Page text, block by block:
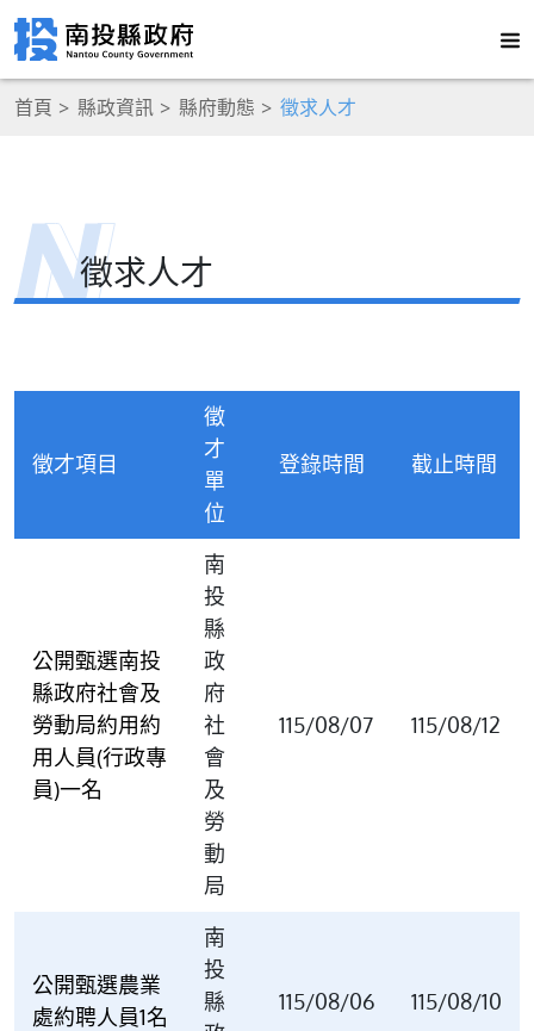
首頁 縣政資訊 縣府動態 徵求人才
徵求人才
徵才項目
徵
才
單
位
登錄時間 截止時間
公開甄選南投
縣政府社會及
勞動局約用約
用人員(行政專
員)一名
南
投
縣
政
府
社
會
及
勞
動
局
115/08/07 115/08/12
公開甄選農業
處約聘人員1名
南
投
縣
115/08/06 115/08/10